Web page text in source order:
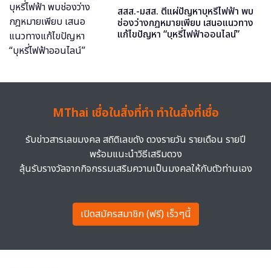
สสส.-มสส. ตีแผ่ปัญหาบุหรี่ไฟฟ้า พบ
ช่องว่างกฎหมายเพียบ เสนอแนวทาง
แก้ไขปัญหา “บุหรี่ไฟฟ้าออนไลน์”
MThai เชื่อในสิ่งที่ทำ ทำในสิ่งที่เชื่อ
รับข่าวสารเลขมงคล สถิติเลขดัง ดวงรายวัน รายเดือน รายปี
พร้อมแนะนำวิธีเสริมดวง
ลุ้นรับรางวัลจากกิจกรรมเสริมความเป็นมงคลให้กับตัวท่านเอง
เปิดสมัครสมาชิก (ฟรี) เร็วๆนี้